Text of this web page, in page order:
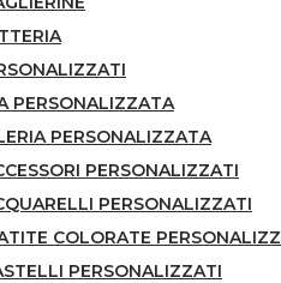
PERSONALIZZATA
PERSONALIZZATA
PERSONALIZZATI
PERSONALIZZATI
COLORATE
PERSONALIZZATI